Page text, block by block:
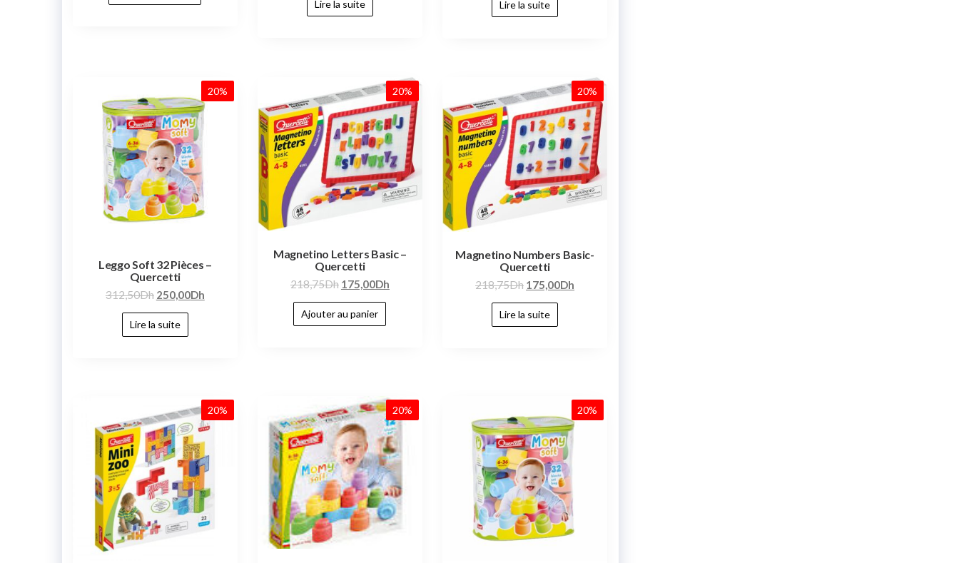
Lire la suite Lire la suite
20%
Leggo Soft 32 Pièces –
Quercetti
312,50Dh 250,00Dh
Lire la suite
20%
Magnetino Letters Basic –
Quercetti
218,75Dh 175,00Dh
Ajouter au panier
20%
Magnetino Numbers Basic-
Quercetti
218,75Dh 175,00Dh
Lire la suite
20% 20% 20%